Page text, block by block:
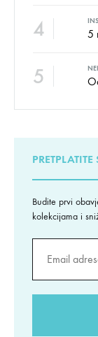
4
5
PRETPLATITE
Budite prvi
kolekcijama i